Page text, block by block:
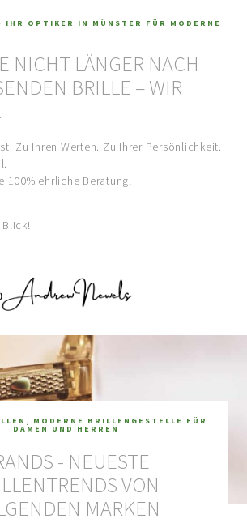
- IHR OPTIKER IN MÜNSTER FÜR MODERNE
NICHT LÄNGER NACH
BRILLE – WIR
Zu Ihren Werten. Zu Ihrer Persönlichkeit.
100% ehrliche Beratung!
Blick!
MODERNE BRILLENGESTELLE FÜR
DAMEN UND HERREN
- NEUESTE
VON
MARKEN